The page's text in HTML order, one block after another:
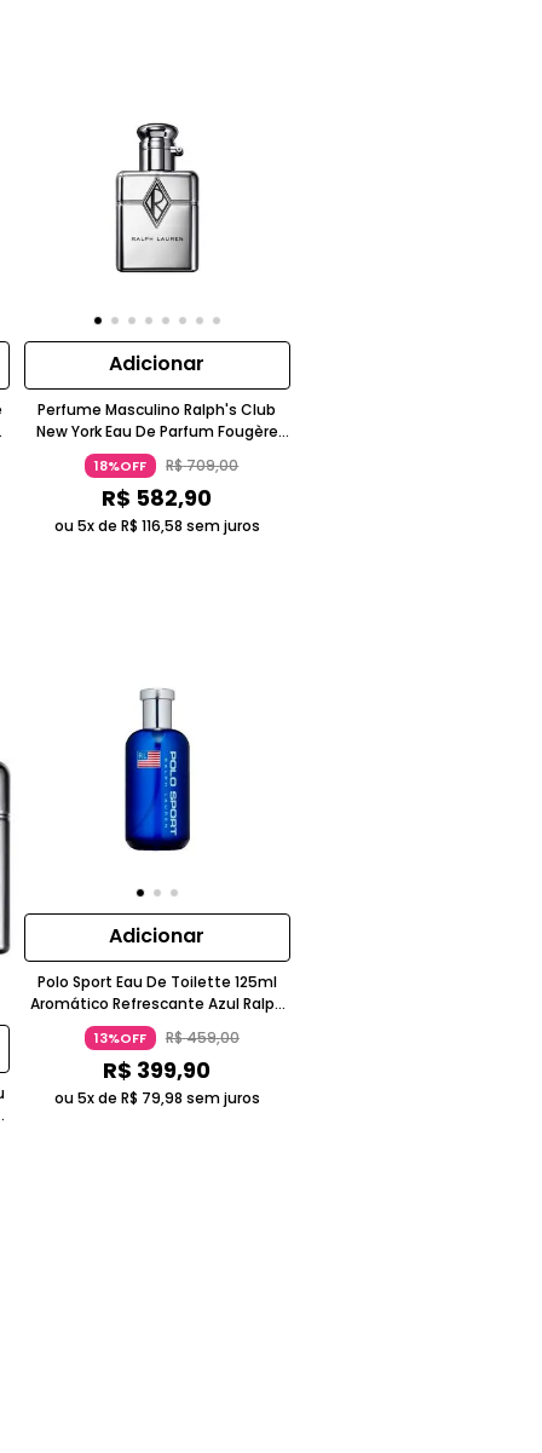
Adicionar
Perfume Masculino Ralph's Club
New York Eau De Parfum Fougère
Ambarado Ralph Lauren 60ml
18%OFF R$709,00
R$ 582,90
ou 5x de R$ 116,58 sem juros
Adicionar
Polo Sport Eau De Toilette 125ml
Aromático Refrescante Azul Ralph
Lauren
13%OFF R$459,00
R$ 399,90
ou 5x de R$ 79,98 sem juros